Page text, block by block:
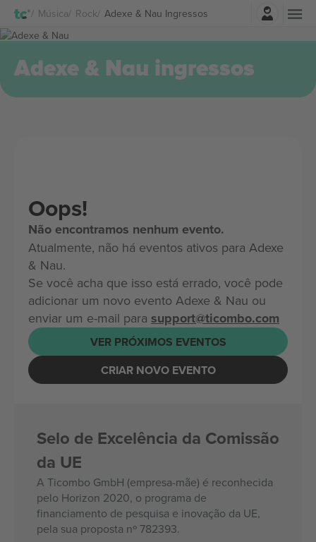
Música Rock Adexe & Nau Ingressos
Entrar
Adexe & Nau ingressos
Oops!
Não encontramos nenhum evento.
Atualmente, não há eventos ativos para Adexe
& Nau.
Se você acha que isso está errado, você pode
adicionar um novo evento Adexe & Nau ou
enviar um e-mail para support@ticombo.com
VER PRÓXIMOS EVENTOS
CRIAR NOVO EVENTO
Selo de Excelência da Comissão
da UE
A Ticombo GmbH (empresa-mãe) é reconhecida
pelo Horizon 2020, o programa de
financiamento de pesquisa e inovação da UE,
pela sua proposta nº 782393.